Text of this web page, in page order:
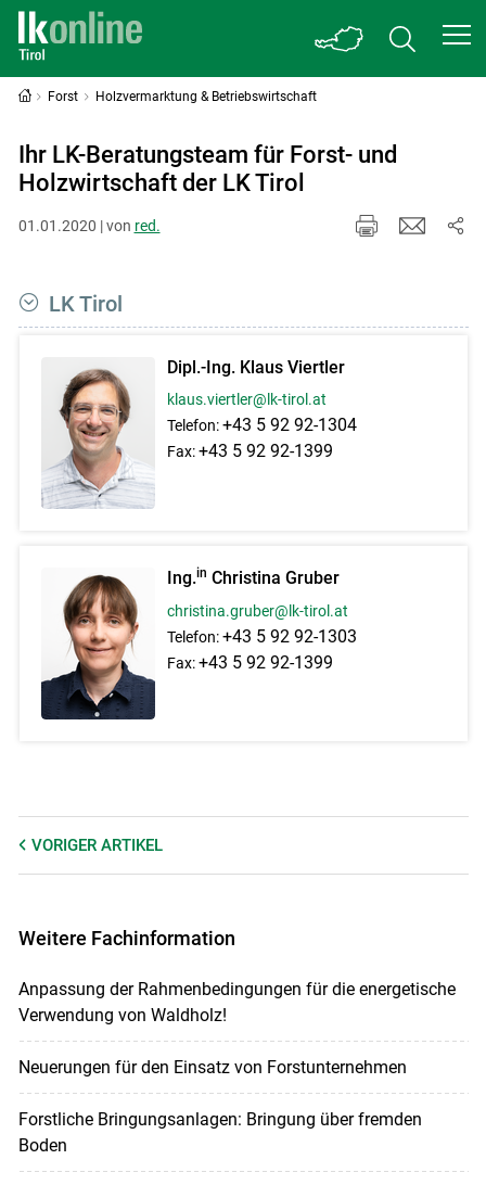
Skip to main content
Forst Holzvermarktung & Betriebswirtschaft
Ihr LK-Beratungsteam für Forst- und
Holzwirtschaft der LK Tirol
01.01.2020 | von red.
LK Tirol
Dipl.-Ing. Klaus Viertler
klaus.viertler@lk-tirol.at
Telefon:+43 5 92 92-1304
Fax:+43 5 92 92-1399
Ing.in Christina Gruber
christina.gruber@lk-tirol.at
Telefon:+43 5 92 92-1303
Fax:+43 5 92 92-1399
VORIGER ARTIKEL
Weitere Fachinformation
Anpassung der Rahmenbedingungen für die energetische
Verwendung von Waldholz!
Neuerungen für den Einsatz von Forstunternehmen
Forstliche Bringungsanlagen: Bringung über fremden
Boden